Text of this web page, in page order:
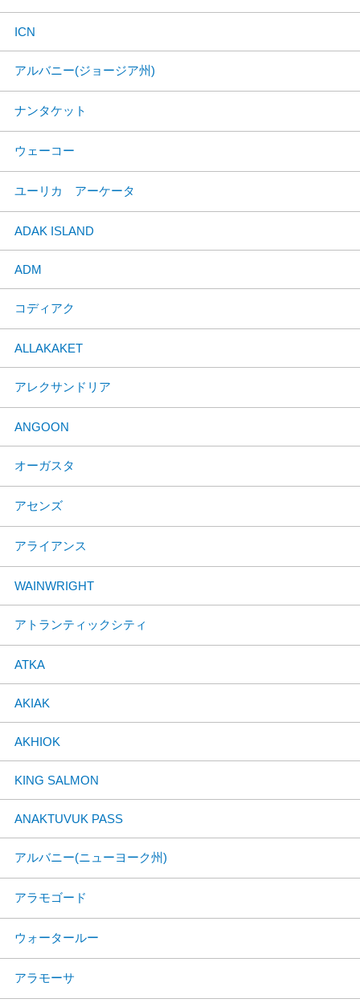
ICN
アルバニー(ジョージア州)
ナンタケット
ウェーコー
ユーリカ アーケータ
ADAK ISLAND
ADM
コディアク
ALLAKAKET
アレクサンドリア
ANGOON
オーガスタ
アセンズ
アライアンス
WAINWRIGHT
アトランティックシティ
ATKA
AKIAK
AKHIOK
KING SALMON
ANAKTUVUK PASS
アルバニー(ニューヨーク州)
アラモゴード
ウォータールー
アラモーサ